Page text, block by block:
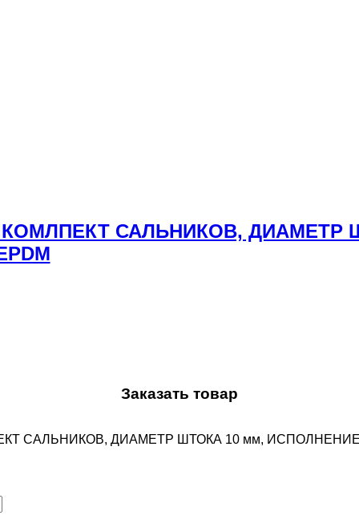
КОМЛПЕКТ САЛЬНИКОВ, ДИАМЕТР
Заказать товар
САЛЬНИКОВ, ДИАМЕТР ШТОКА 10 мм, ИСПОЛНЕНИЕ